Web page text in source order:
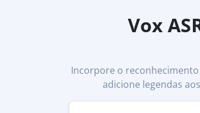
Vox
Incorpore o reconhecimento
adicione legendas